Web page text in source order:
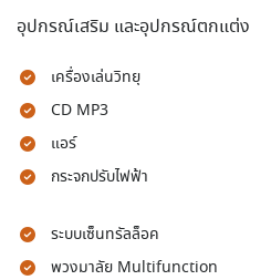
อุปกรณ์เสริม และอุปกรณ์ตกแต่ง
เครื่องเล่นวิทยุ
CD MP3
แอร์
กระจกปรับไฟฟ้า
ระบบเซ็นทรัลล็อค
พวงมาลัย Multifunction